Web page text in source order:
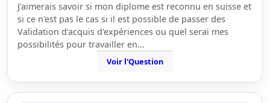
J'aimerais savoir si mon diplome est reconnu en suisse et
si ce n'est pas le cas si il est possible de passer des
Validation d'acquis d'expériences ou quel serai mes
possibilités pour travailler en…
Voir l'Question